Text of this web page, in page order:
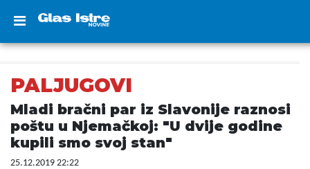
PALJUGOVI
Mladi bračni par iz Slavonije raznosi
poštu u Njemačkoj: "U dvije godine
kupili smo svoj stan"
25.12.2019 22:22